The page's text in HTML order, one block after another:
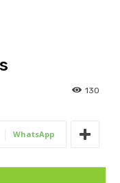
130
WhatsApp